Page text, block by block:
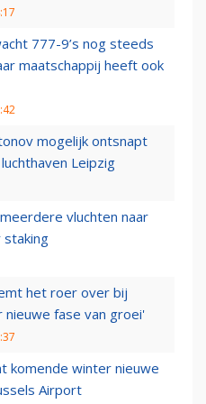
777-9’s nog steeds
maatschappij heeft ook
mogelijk ontsnapt
Leipzig
vluchten naar
staking
het roer over bij
nieuwe fase van groei'
komende winter nieuwe
Airport